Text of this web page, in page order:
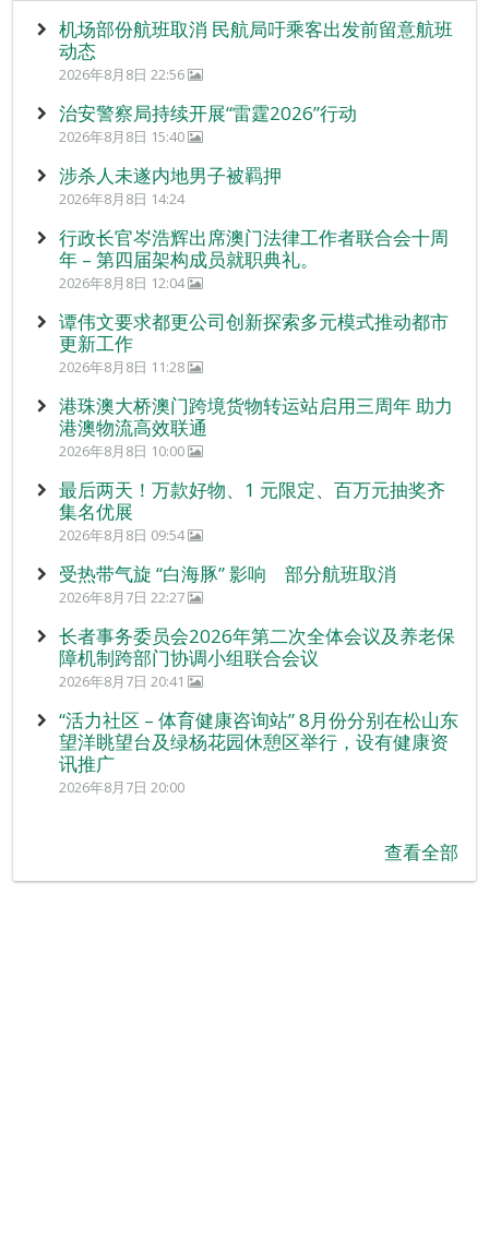
机场部份航班取消 民航局吁乘客出发前留意航班
动态
2026年8月8日 22:56
治安警察局持续开展“雷霆2026”行动
2026年8月8日 15:40
涉杀人未遂内地男子被羁押
2026年8月8日 14:24
行政长官岑浩辉出席澳门法律工作者联合会十周
年 – 第四届架构成员就职典礼。
2026年8月8日 12:04
谭伟文要求都更公司创新探索多元模式推动都市
更新工作
2026年8月8日 11:28
港珠澳大桥澳门跨境货物转运站启用三周年 助力
港澳物流高效联通
2026年8月8日 10:00
最后两天！万款好物、1 元限定、百万元抽奖齐
集名优展
2026年8月8日 09:54
受热带气旋 “白海豚” 影响 部分航班取消
2026年8月7日 22:27
长者事务委员会2026年第二次全体会议及养老保
障机制跨部门协调小组联合会议
2026年8月7日 20:41
“活力社区 – 体育健康咨询站” 8月份分别在松山东
望洋眺望台及绿杨花园休憩区举行，设有健康资
讯推广
2026年8月7日 20:00
查看全部